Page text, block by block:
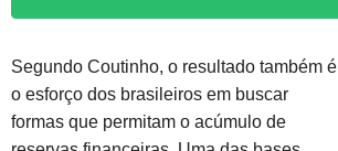
Segundo Coutinho, o resultado também é
o esforço dos brasileiros em buscar
formas que permitam o acúmulo de